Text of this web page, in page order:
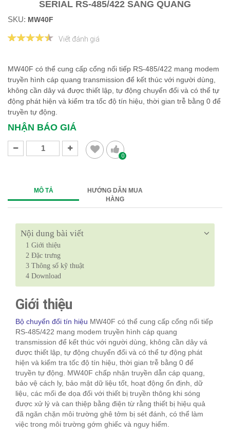
SERIAL RS-485/422 SANG QUANG
SKU: MW40F
Viết đánh giá
MW40F có thể cung cấp cổng nối tiếp RS-485/422 mang modem
truyền hình cáp quang transmission để kết thúc với người dùng,
không cần dây vá được thiết lập, tự động chuyển đổi và có thể tự
động phát hiện và kiểm tra tốc độ tín hiệu, thời gian trễ bằng 0 để
truyền tự động.
NHẬN BÁO GIÁ
0
MÔ TẢ
HƯỚNG DẪN MUA
HÀNG
Nội dung bài viết
1 Giới thiệu
2 Đặc trưng
3 Thông số kỹ thuật
4 Download
Giới thiệu
Bộ chuyển đổi tín hiệu MW40F có thể cung cấp cổng nối tiếp
RS-485/422 mang modem truyền hình cáp quang
transmission để kết thúc với người dùng, không cần dây vá
được thiết lập, tự động chuyển đổi và có thể tự động phát
hiện và kiểm tra tốc độ tín hiệu, thời gian trễ bằng 0 để
truyền tự động. MW40F chấp nhận truyền dẫn cáp quang,
bảo vệ cách ly, bảo mật dữ liệu tốt, hoạt động ổn định, dữ
liệu, các mối đe dọa đối với thiết bị truyền thông khi sóng
được xử lý và can thiệp bằng điện từ rằng thiết bị hiệu quả
đã ngăn chặn môi trường ghê tởm bị sét đánh, có thể làm
việc trong môi trường gớm ghiếc và nguy hiểm.